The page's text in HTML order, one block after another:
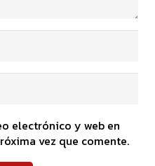
electrónico y web en
vez que comente.